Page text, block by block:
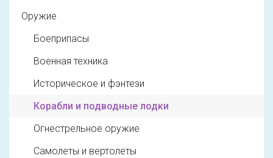
Оружие
Боеприпасы
Военная техника
Историческое и фэнтези
Корабли и подводные лодки
Огнестрельное оружие
Самолеты и вертолеты